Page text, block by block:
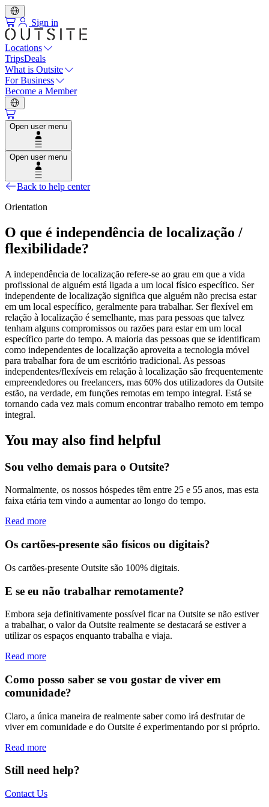
Sign in
Locations
TripsDeals
What is Outsite
For Business
Become a Member
Open user menu
Open user menu
Back to help center
Orientation
O que é independência de localização /
flexibilidade?
A independência de localização refere-se ao grau em que a vida
profissional de alguém está ligada a um local físico específico. Ser
independente de localização significa que alguém não precisa estar
em um local específico, geralmente para trabalhar. Ser flexível em
relação à localização é semelhante, mas para pessoas que talvez
tenham alguns compromissos ou razões para estar em um local
específico parte do tempo. A maioria das pessoas que se identificam
como independentes de localização aproveita a tecnologia móvel
para trabalhar fora de um escritório tradicional. As pessoas
independentes/flexíveis em relação à localização são frequentemente
empreendedores ou freelancers, mas 60% dos utilizadores da Outsite
estão, na verdade, em funções remotas em tempo integral. Está se
tornando cada vez mais comum encontrar trabalho remoto em tempo
integral.
You may also find helpful
Sou velho demais para o Outsite?
Normalmente, os nossos hóspedes têm entre 25 e 55 anos, mas esta
faixa etária tem vindo a aumentar ao longo do tempo.
Read more
Os cartões-presente são físicos ou digitais?
Os cartões-presente Outsite são 100% digitais.
E se eu não trabalhar remotamente?
Embora seja definitivamente possível ficar na Outsite se não estiver
a trabalhar, o valor da Outsite realmente se destacará se estiver a
utilizar os espaços enquanto trabalha e viaja.
Read more
Como posso saber se vou gostar de viver em
comunidade?
Claro, a única maneira de realmente saber como irá desfrutar de
viver em comunidade e do Outsite é experimentando por si próprio.
Read more
Still need help?
Contact Us